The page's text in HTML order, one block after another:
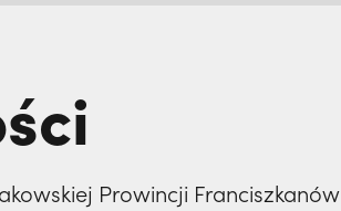
Prowincji Franciszkanów